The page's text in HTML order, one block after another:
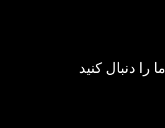
ما را دنبال کنید